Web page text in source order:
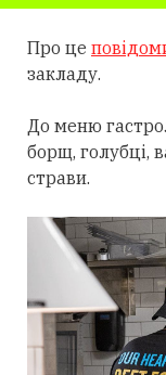
Про це
закладу.
До меню
борщ, голубці,
страви.